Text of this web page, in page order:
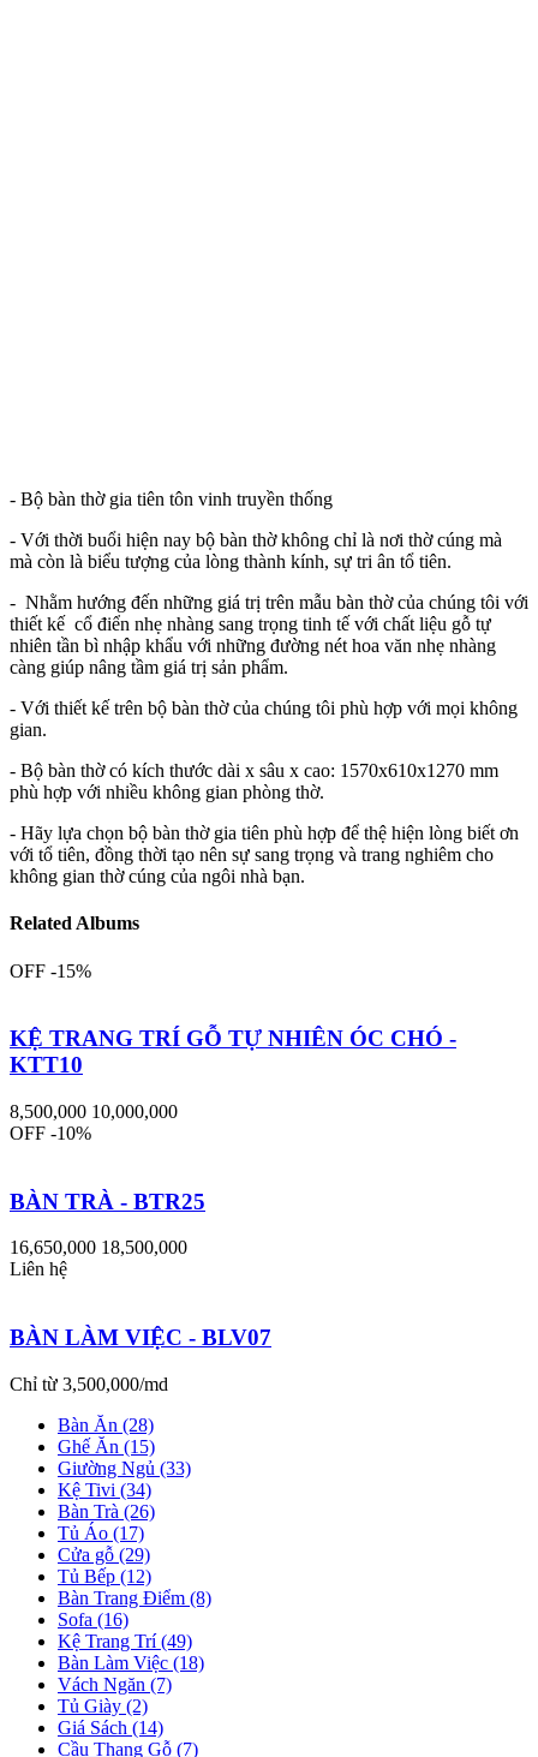
- Bộ bàn thờ gia tiên tôn vinh truyền thống
- Với thời buổi hiện nay bộ bàn thờ không chỉ là nơi thờ cúng mà
mà còn là biểu tượng của lòng thành kính, sự tri ân tổ tiên.
- Nhằm hướng đến những giá trị trên mẫu bàn thờ của chúng tôi với
thiết kế cổ điển nhẹ nhàng sang trọng tinh tế với chất liệu gỗ tự
nhiên tần bì nhập khẩu với những đường nét hoa văn nhẹ nhàng
càng giúp nâng tầm giá trị sản phẩm.
- Với thiết kế trên bộ bàn thờ của chúng tôi phù hợp với mọi không
gian.
- Bộ bàn thờ có kích thước dài x sâu x cao: 1570x610x1270 mm
phù hợp với nhiều không gian phòng thờ.
- Hãy lựa chọn bộ bàn thờ gia tiên phù hợp để thệ hiện lòng biết ơn
với tổ tiên, đồng thời tạo nên sự sang trọng và trang nghiêm cho
không gian thờ cúng của ngôi nhà bạn.
Related Albums
OFF -15%
KỆ TRANG TRÍ GỖ TỰ NHIÊN ÓC CHÓ -
KTT10
8,500,000 10,000,000
OFF -10%
BÀN TRÀ - BTR25
16,650,000 18,500,000
Liên hệ
BÀN LÀM VIỆC - BLV07
Chỉ từ 3,500,000/md
Bàn Ăn (28)
Ghế Ăn (15)
Giường Ngủ (33)
Kệ Tivi (34)
Bàn Trà (26)
Tủ Áo (17)
Cửa gỗ (29)
Tủ Bếp (12)
Bàn Trang Điểm (8)
Sofa (16)
Kệ Trang Trí (49)
Bàn Làm Việc (18)
Vách Ngăn (7)
Tủ Giày (2)
Giá Sách (14)
Cầu Thang Gỗ (7)